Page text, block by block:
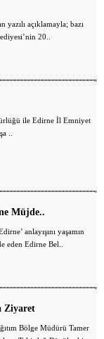
yazılı açıklamayla; bazı
20..
ile Edirne İl Emniyet
..
Müjde..
anlayışını yaşamın
eden Edirne Bel..
Ziyaret
Bölge Müdürü Tamer